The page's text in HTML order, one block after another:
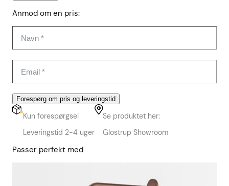
Anmod om en pris:
Forespørg om pris og leveringstid
Kun forespørgsel
Leveringstid 2-4 uger
Se produktet her:
Glostrup Showroom
Passer perfekt med